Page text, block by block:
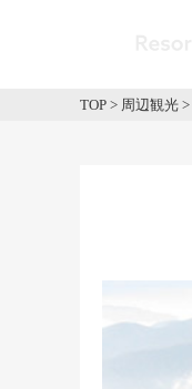
TOP > 周辺観光 >